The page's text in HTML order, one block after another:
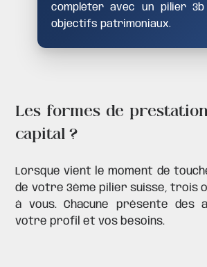
compléter avec un pilier
objectifs patrimoniaux.
Les formes de
capital ?
Lorsque vient le moment de
de votre 3ème pilier suisse, trois
à vous. Chacune présente des
votre profil et vos besoins.